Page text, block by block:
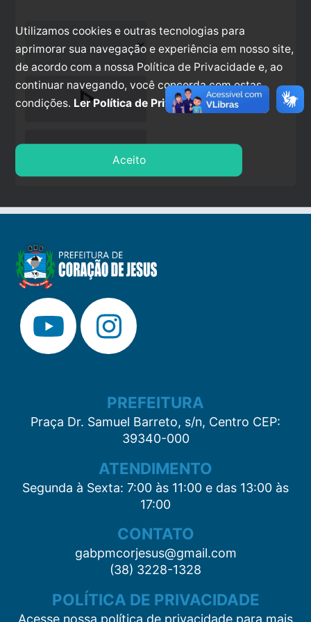
play_arrow
stop
PREFEITURA
Praça Dr. Samuel Barreto, s/n, Centro CEP:
39340-000
ATENDIMENTO
Segunda à Sexta: 7:00 às 11:00 e das 13:00 às
17:00
CONTATO
gabpmcorjesus@gmail.com
(38) 3228-1328
POLÍTICA DE PRIVACIDADE
Acesse nossa política de privacidade para mais
Utilizamos cookies e outras tecnologias para
aprimorar sua navegação e experiência em nosso site,
de acordo com a nossa Política de Privacidade e, ao
continuar navegando, você concorda com estas
condições. Ler Política de Privacidade.
Aceito